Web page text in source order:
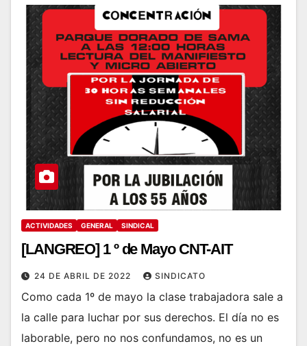
ACTIVIDADES GENERAL SINDICAL
[LANGREO] 1 º de Mayo CNT-AIT
24 DE ABRIL DE 2022 SINDICATO
Como cada 1º de mayo la clase trabajadora sale a
la calle para luchar por sus derechos. El día no es
laborable, pero no nos confundamos, no es un